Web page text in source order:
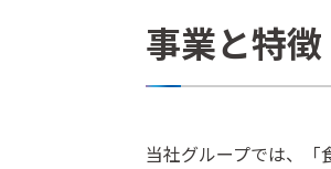
事業と特徴
当社グループでは、「